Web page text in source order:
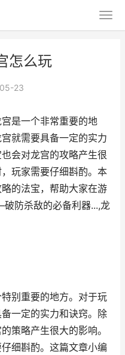
怎么玩
23
是一个非常重要的地
就需要具备一定的实力
会对龙宫的攻略产生很
玩家需要仔细斟酌。本
的法宝，帮助大家在游
防杀敌的必备利器...,龙
别重要的地方。对于玩
一定的实力和诀窍。除
策略产生很大的影响。
细斟酌。这篇文章小编